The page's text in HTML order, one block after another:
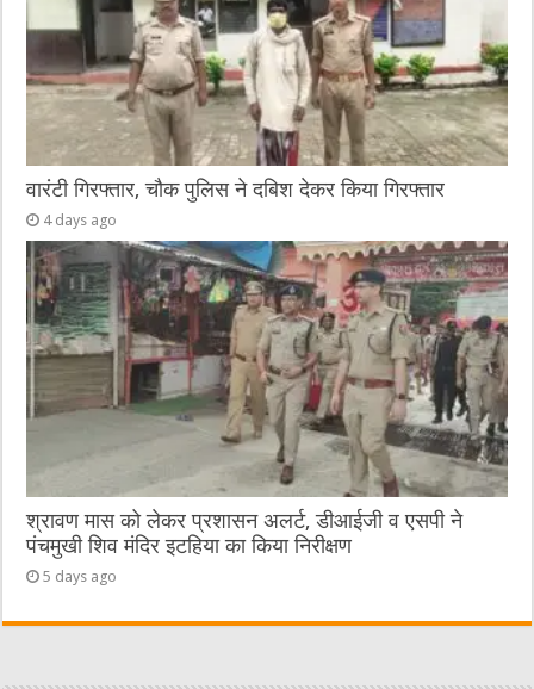
वारंटी गिरफ्तार, चौक पुलिस ने दबिश देकर किया गिरफ्तार
4 days ago
श्रावण मास को लेकर प्रशासन अलर्ट, डीआईजी व एसपी ने
पंचमुखी शिव मंदिर इटहिया का किया निरीक्षण
5 days ago